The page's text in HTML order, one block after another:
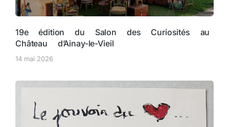
19e édition du Salon des Curiosités au
Château d’Ainay-le-Vieil
14 mai 2026